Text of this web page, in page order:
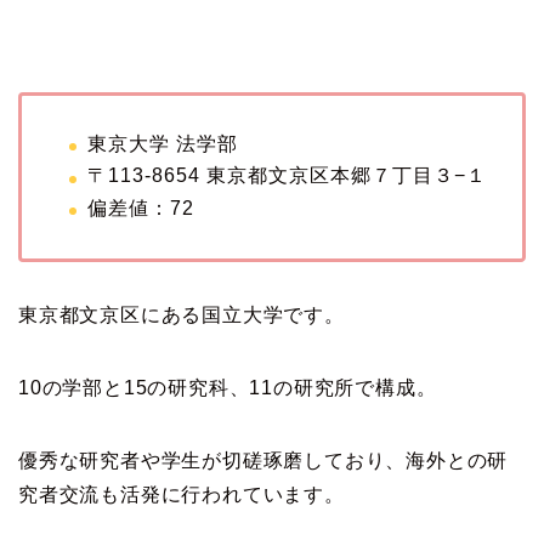
東京大学 法学部
〒113-8654 東京都文京区本郷７丁目３−１
偏差値：72
東京都文京区にある国立大学です。
10の学部と15の研究科、11の研究所で構成。
優秀な研究者や学生が切磋琢磨しており、海外との研
究者交流も活発に行われています。